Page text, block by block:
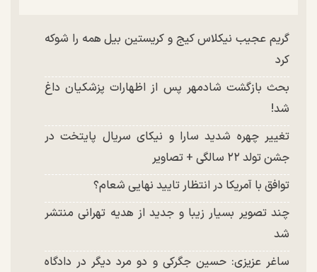
گریم عجیب نیکلاس کیج و کریستین بیل همه را شوکه
کرد
بحث بازگشت شادمهر پس از اظهارات پزشکیان داغ
شد!
تغییر چهره شدید سارا و نیکای سریال پایتخت در
جشن تولد ۲۲ سالگی + تصاویر
توافق با آمریکا در انتظار تایید نهایی شعام؟
چند تصویر بسیار زیبا و جدید از هدیه تهرانی منتشر
شد
ساغر عزیزی: حسین جگرکی و دو مرد دیگر در دادگاه